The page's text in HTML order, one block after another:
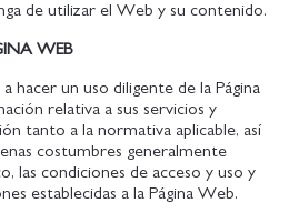
de utilizar el Web y su contenido.
WEB
hacer un uso diligente de la Página
relativa a sus servicios y
tanto a la normativa aplicable, así
costumbres generalmente
las condiciones de acceso y uso y
establecidas a la Página Web.